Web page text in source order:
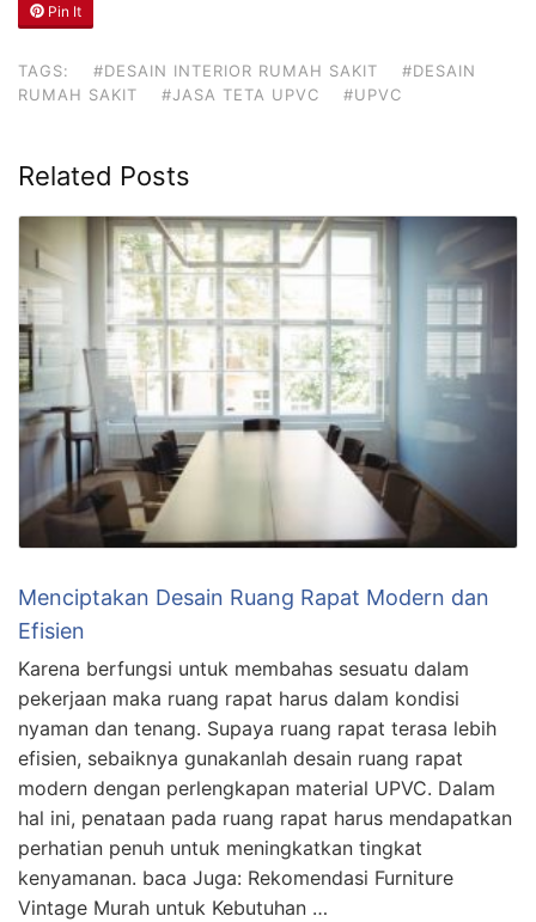
Pin It
TAGS: #DESAIN INTERIOR RUMAH SAKIT
#DESAIN
RUMAH SAKIT
#JASA TETA UPVC #UPVC
Related Posts
Menciptakan Desain Ruang Rapat Modern dan
Efisien
Karena berfungsi untuk membahas sesuatu dalam
pekerjaan maka ruang rapat harus dalam kondisi
nyaman dan tenang. Supaya ruang rapat terasa lebih
efisien, sebaiknya gunakanlah desain ruang rapat
modern dengan perlengkapan material UPVC. Dalam
hal ini, penataan pada ruang rapat harus mendapatkan
perhatian penuh untuk meningkatkan tingkat
kenyamanan. baca Juga: Rekomendasi Furniture
Vintage Murah untuk Kebutuhan …